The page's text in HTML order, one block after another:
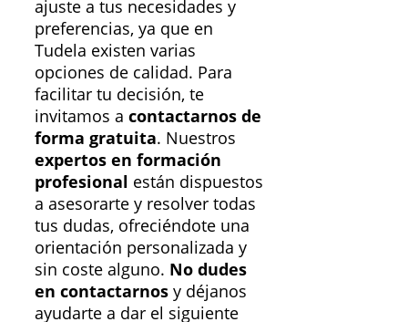
ajuste a tus necesidades y
preferencias, ya que en
Tudela existen varias
opciones de calidad. Para
facilitar tu decisión, te
invitamos a contactarnos de
forma gratuita. Nuestros
expertos en formación
profesional están dispuestos
a asesorarte y resolver todas
tus dudas, ofreciéndote una
orientación personalizada y
sin coste alguno. No dudes
en contactarnos y déjanos
ayudarte a dar el siguiente